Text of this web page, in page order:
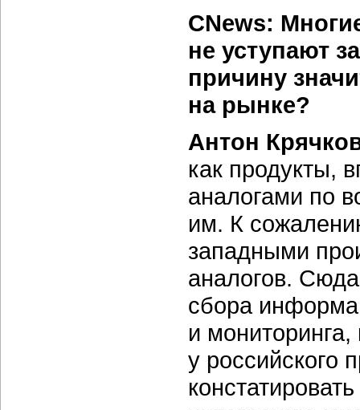
CNews:
не уступают
причину
на рынке?
Антон
как продукты,
аналогами по
им. К
западными
аналогов.
сбора
и мониторинга,
у российского